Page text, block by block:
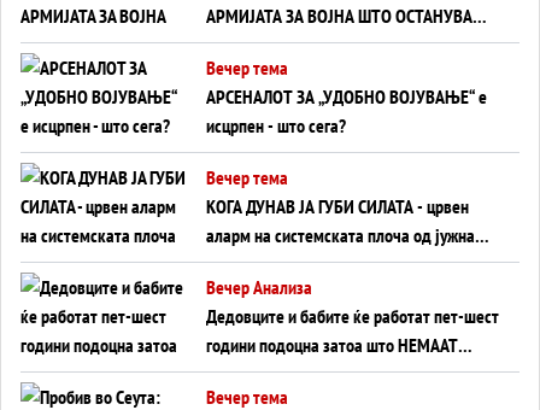
АРМИЈАТА ЗА ВОЈНА ШТО ОСТАНУВА
БЕЗ ФРОНТ
Вечер тема
АРСЕНАЛОТ ЗА „УДОБНО ВОЈУВАЊЕ“ е
исцрпен - што сега?
Вечер тема
КОГА ДУНАВ ЈА ГУБИ СИЛАТА - црвен
аларм на системската плоча од јужна
Германија до Црното Море...
Вечер Анализа
Дедовците и бабите ќе работат пет-шест
години подоцна затоа што НЕМААТ
ВНУЦИ ДА ГИ ЗАМЕНАТ
Вечер тема